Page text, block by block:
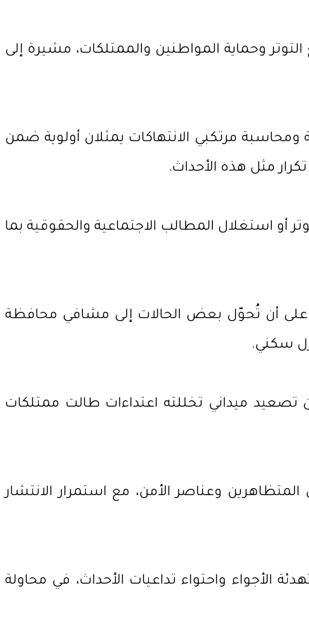
فوري لمنع توسع التوتر وحماية المواطنين والممتلكات، مشيرة إلى
مرتكبي الانتهاكات يمثلان أولوية ضمن
مثل هذه الأحداث.
أو استغلال المطالب الاجتماعية والحقوقية بما
على أن تُحوّل بعض الحالات إلى مشافي محافظة
سكني.
ميداني تخللته اعتداءات طالت ممتلكات
وعناصر الأمن، مع استمرار الانتشار
الأجواء واحتواء تداعيات الأحداث، في محاولة